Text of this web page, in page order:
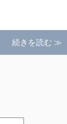
続きを読む ≫